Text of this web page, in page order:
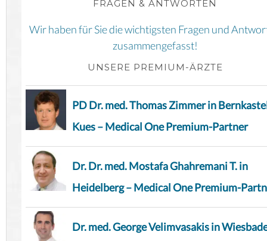
FRAGEN & ANTWORTEN
Wir haben für Sie die wichtigsten Fragen und
zusammengefasst!
UNSERE PREMIUM-ÄRZTE
PD Dr. med. Thomas Zimmer in
Kues – Medical One Premium-Partner
Dr. Dr. med. Mostafa Ghahremani T. in
Heidelberg – Medical One Premium-
Dr. med. George Velimvasakis in